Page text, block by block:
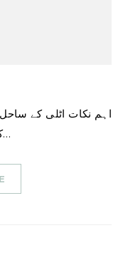
اہم نکات اٹلی کے ساحل پر لکڑی کی کشتی چٹانوں سے ٹکرانے
کے نتیجے میں 60 کے قریب تارکین وطن…